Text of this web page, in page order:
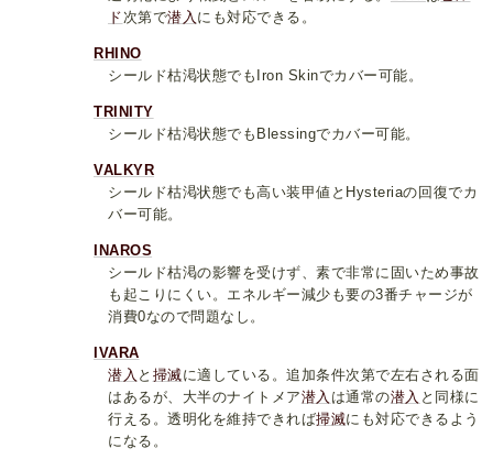
ド次第で潜入 にも対応できる。
RHINO
シールド枯渇状態でもIron Skinでカバー可能。
TRINITY
シールド枯渇状態でもBlessingでカバー可能。
VALKYR
シールド枯渇状態でも高い装甲値とHysteriaの回復でカ
バー可能。
INAROS
シールド枯渇の影響を受けず、素で非常に固いため事故
も起こりにくい。エネルギー減少も要の3番チャージが
消費0なので問題なし。
IVARA
潜入 と 掃滅に適している。追加条件次第で左右される面
はあるが、大半のナイトメア潜入 は通常の潜入 と同様に
行える。透明化を維持できれば掃滅にも対応できるよう
になる。